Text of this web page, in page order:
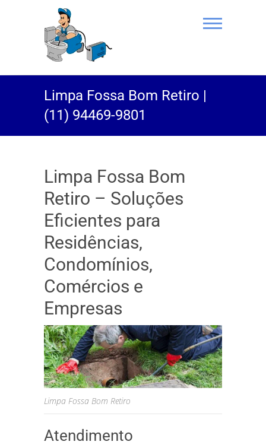
(11) 94469-
9801 |
Rei do Esgoto
Limpa Fossa Bom Retiro |
(11) 94469-9801
Limpa Fossa Bom
Retiro – Soluções
Eficientes para
Residências,
Condomínios,
Comércios e
Empresas
Limpa Fossa Bom Retiro
Atendimento